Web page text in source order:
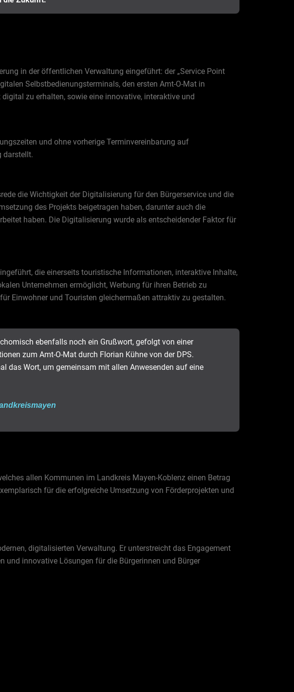
in der öffentlichen Verwaltung eingeführt: der „Service Point
Selbstbedienungsterminals, den ersten Amt-O-Mat in
zu erhalten, sowie eine innovative, interaktive und
und ohne vorherige Terminvereinbarung auf
darstellt.
die Wichtigkeit der Digitalisierung für den Bürgerservice und die
des Projekts beigetragen haben, darunter auch die
haben. Die Digitalisierung wurde als entscheidender Faktor für
die einerseits touristische Informationen, interaktive Inhalte,
Unternehmen ermöglicht, Werbung für ihren Betrieb zu
Einwohner und Touristen gleichermaßen attraktiv zu gestalten.
ebenfalls noch ein Grußwort, gefolgt von einer
zum Amt-O-Mat durch Florian Kühne von der DPS.
das Wort, um gemeinsam mit allen Anwesenden auf eine
allen Kommunen im Landkreis Mayen-Koblenz einen Betrag
für die erfolgreiche Umsetzung von Förderprojekten und
digitalisierten Verwaltung. Er unterstreicht das Engagement
und innovative Lösungen für die Bürgerinnen und Bürger